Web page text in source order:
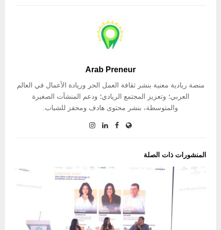
Arab Preneur
منصة ريادية معنية بنشر ثقافة العمل الحر وريادة الأعمال في العالم
العربي؛ وتعزيز المجتمع الريادي؛ ودعم المنشآت الصغيرة
والمتوسطة، بنشر محتوى هادف ومحفز للشباب.
المنشورات ذات الصلة